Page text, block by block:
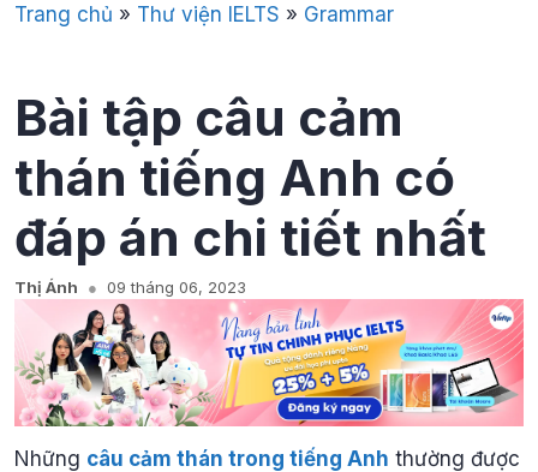
Trang chủ » Thư viện IELTS » Grammar
Bài tập câu cảm
thán tiếng Anh có
đáp án chi tiết nhất
Thị Ánh 09 tháng 06, 2023
Những câu cảm thán trong tiếng Anh thường được